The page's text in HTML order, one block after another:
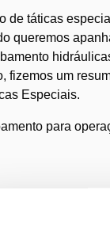
de táticas
queremos
fizemos um
Especiais.
para
de ação